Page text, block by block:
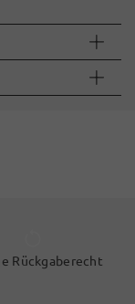
Rückgaberecht